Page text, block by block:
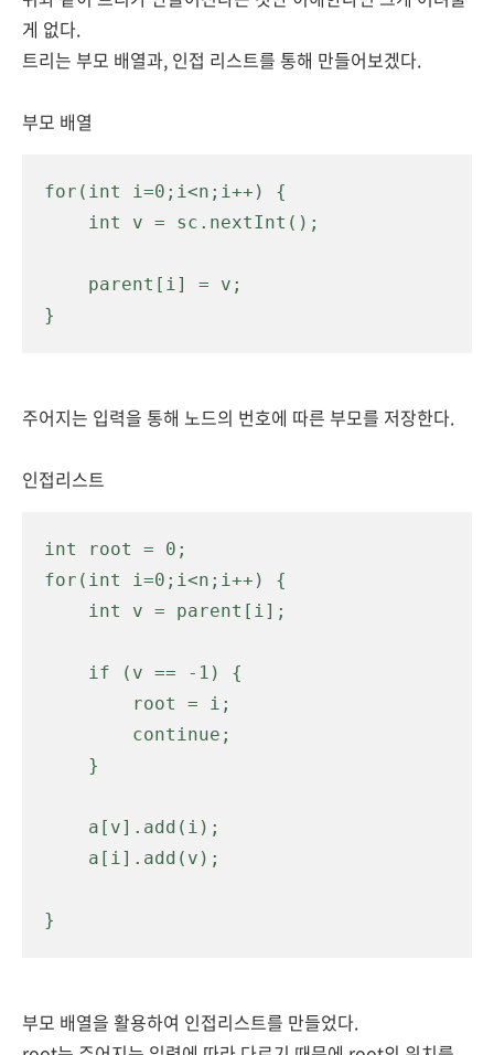
게 없다.
트리는 부모 배열과, 인접 리스트를 통해 만들어보겠다.
부모 배열
for(int i=0;i<n;i++) {
}
주어지는 입력을 통해 노드의 번호에 따른 부모를 저장한다.
인접리스트
int root = 0;
for(int i=0;i<n;i++) {
}
부모 배열을 활용하여 인접리스트를 만들었다.